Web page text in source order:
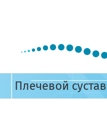
Плечевой сустав